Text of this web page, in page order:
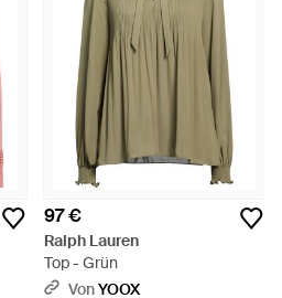
97 €
Ralph Lauren
Top - Grün
VonYOOX